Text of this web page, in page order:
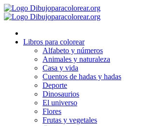
Ir
al
Libros para colorear
Alfabeto y números
Animales y naturaleza
Casa y vida
Cuentos de hadas y hadas
Deporte
Dinosaurios
El universo
Flores
Frutas y vegetales